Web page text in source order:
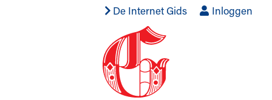
De Internet Gids Inloggen